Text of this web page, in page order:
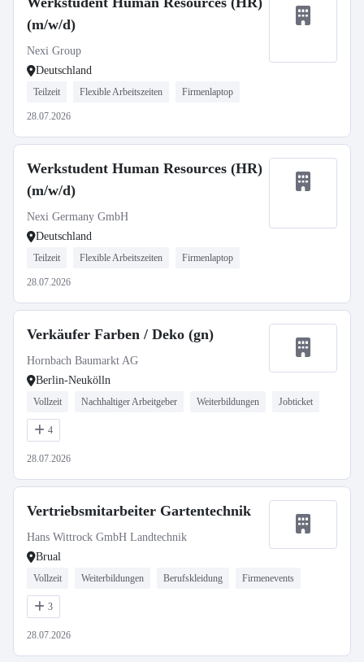
(m/w/d)
Nexi Group
Deutschland
Teilzeit Flexible Arbeitszeiten Firmenlaptop
28.07.2026
Werkstudent Human Resources (HR)
(m/w/d)
Nexi Germany GmbH
Deutschland
Teilzeit Flexible Arbeitszeiten Firmenlaptop
28.07.2026
Verkäufer Farben / Deko (gn)
Hornbach Baumarkt AG
Berlin-Neukölln
Vollzeit Nachhaltiger Arbeitgeber Weiterbildungen Jobticket
4
28.07.2026
Vertriebsmitarbeiter Gartentechnik
Hans Wittrock GmbH Landtechnik
Brual
Vollzeit Weiterbildungen Berufskleidung Firmenevents
3
28.07.2026